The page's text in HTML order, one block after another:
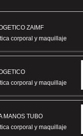
ZAIMF
corporal y maquillaje
corporal y maquillaje
MANOS TUBO
corporal y maquillaje